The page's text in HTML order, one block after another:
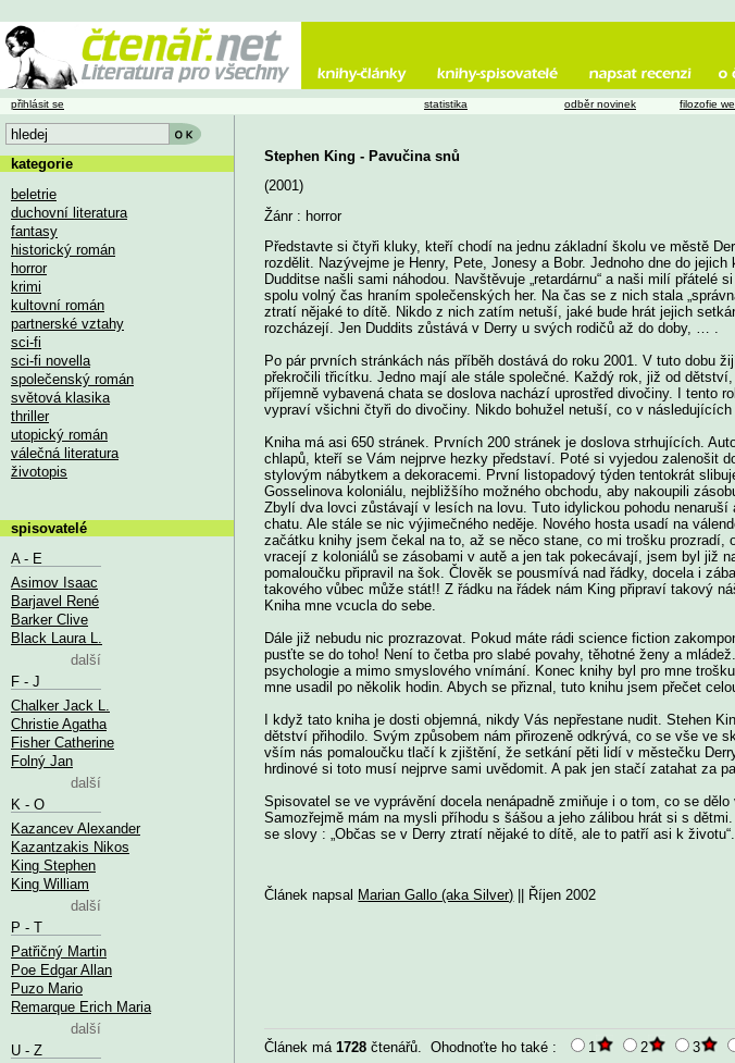
Stephen King - Pavučina snů
(2001)
Žánr : horror
Představte si čtyři kluky, kteří chodí na jednu základní školu ve městě
rozdělit. Nazývejme je Henry, Pete, Jonesy a Bobr. Jednoho dne do
Dudditse našli sami náhodou. Navštěvuje „retardárnu“ a naši milí
spolu volný čas hraním společenských her. Na čas se z nich stala
ztratí nějaké to dítě. Nikdo z nich zatím netuší, jaké bude hrát jejich
rozcházejí. Jen Duddits zůstává v Derry u svých rodičů až do doby, … .
Po pár prvních stránkách nás příběh dostává do roku 2001. V tuto dobu
překročili třicítku. Jedno mají ale stále společné. Každý rok, již od
příjemně vybavená chata se doslova nachází uprostřed divočiny. I tento
vypraví všichni čtyři do divočiny. Nikdo bohužel netuší, co v následujících
Kniha má asi 650 stránek. Prvních 200 stránek je doslova strhujících.
chlapů, kteří se Vám nejprve hezky představí. Poté si vyjedou zalenošit
stylovým nábytkem a dekoracemi. První listopadový týden tentokrát
Gosselinova koloniálu, nejbližšího možného obchodu, aby nakoupili
Zbylí dva lovci zůstávají v lesích na lovu. Tuto idylickou pohodu
chatu. Ale stále se nic výjimečného neděje. Nového hosta usadí na
začátku knihy jsem čekal na to, až se něco stane, co mi trošku
vracejí z koloniálů se zásobami v autě a jen tak pokecávají, jsem byl již
pomaloučku připravil na šok. Člověk se pousmívá nad řádky, docela i
takového vůbec může stát!! Z řádku na řádek nám King připraví takový
Kniha mne vcucla do sebe.
Dále již nebudu nic prozrazovat. Pokud máte rádi science fiction
pusťte se do toho! Není to četba pro slabé povahy, těhotné ženy a
psychologie a mimo smyslového vnímání. Konec knihy byl pro mne
mne usadil po několik hodin. Abych se přiznal, tuto knihu jsem přečet
I když tato kniha je dosti objemná, nikdy Vás nepřestane nudit. Stehen
dětství přihodilo. Svým způsobem nám přirozeně odkrývá, co se vše ve
vším nás pomaloučku tlačí k zjištění, že setkání pěti lidí v městečku
hrdinové si toto musí nejprve sami uvědomit. A pak jen stačí zatahat za
Spisovatel se ve vyprávění docela nenápadně zmiňuje i o tom, co se
Samozřejmě mám na mysli příhodu s šášou a jeho zálibou hrát si s
se slovy : „Občas se v Derry ztratí nějaké to dítě, ale to patří asi k životu“.
Článek napsal Marian Gallo (aka Silver) || Říjen 2002
Článek má1728 čtenářů. Ohodnoťte ho také : 1 2 3
přihlásit se statistika odběr novinek filozofie
kategorie
beletrie
duchovní literatura
fantasy
historický román
horror
krimi
kultovní román
partnerské vztahy
sci-fi
sci-fi novella
společenský román
světová klasika
thriller
utopický román
válečná literatura
životopis
spisovatelé
A - E
Asimov Isaac
Barjavel René
Barker Clive
Black Laura L.
další
F - J
Chalker Jack L.
Christie Agatha
Fisher Catherine
Folný Jan
další
K - O
Kazancev Alexander
Kazantzakis Nikos
King Stephen
King William
další
P - T
Patřičný Martin
Poe Edgar Allan
Puzo Mario
Remarque Erich Maria
další
U - Z